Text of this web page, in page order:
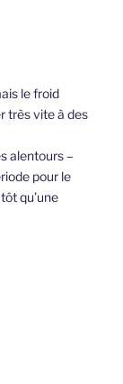
le froid
très vite à des
alentours –
pour le
qu’une